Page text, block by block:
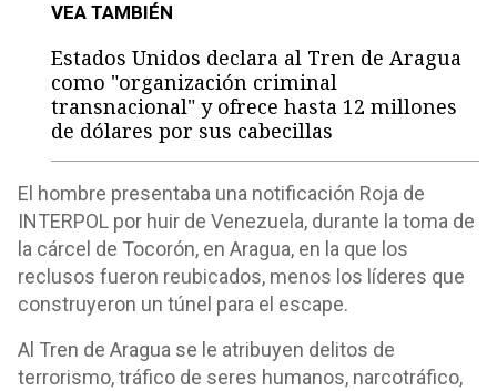
VEA TAMBIÉN
Estados Unidos declara al Tren de Aragua
como "organización criminal
transnacional" y ofrece hasta 12 millones
de dólares por sus cabecillas
El hombre presentaba una notificación Roja de
INTERPOL por huir de Venezuela, durante la toma de
la cárcel de Tocorón, en Aragua, en la que los
reclusos fueron reubicados, menos los líderes que
construyeron un túnel para el escape.
Al Tren de Aragua se le atribuyen delitos de
terrorismo, tráfico de seres humanos, narcotráfico,